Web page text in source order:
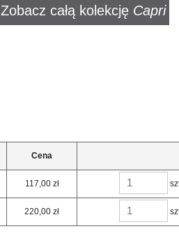
Zobacz całą kolekcję Capri
Cena
117,00 zł
220,00 zł